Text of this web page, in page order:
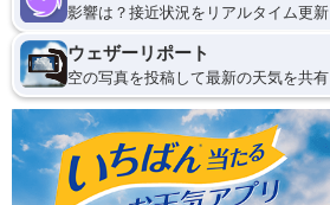
影響は？接近状況をリアルタイム更新
ウェザーリポート
空の写真を投稿して最新の天気を共有